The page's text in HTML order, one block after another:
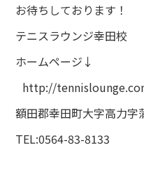
お待ちしております！
テニスラウンジ幸田校
ホームページ↓
http://
額田郡幸田町大字高力字
TEL:0564-83-8133